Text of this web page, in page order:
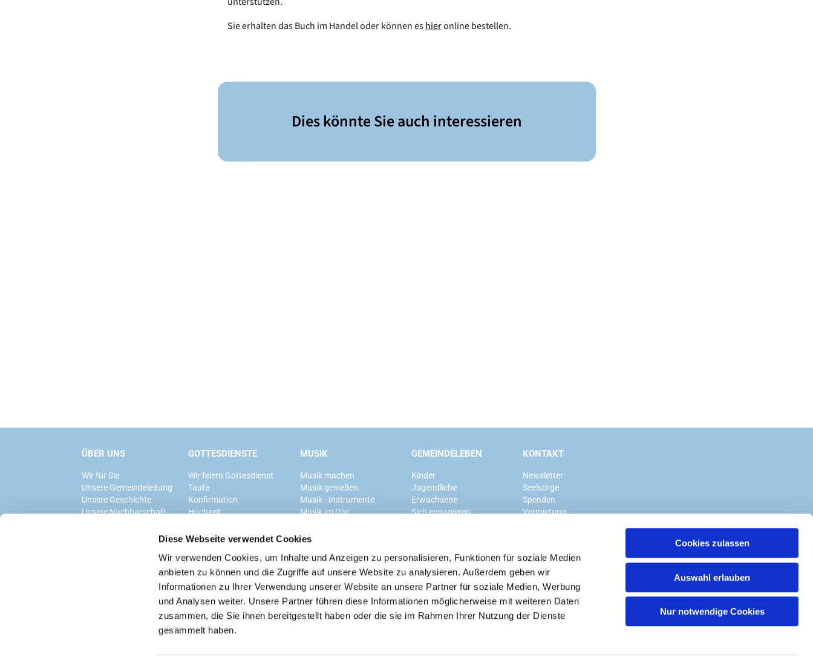
Diese Webseite verwendet Cookies
Wir verwenden Cookies, um Inhalte und Anzeigen zu personalisieren, Funktionen für soziale Medien
anbieten zu können und die Zugriffe auf unsere Website zu analysieren. Außerdem geben wir
Informationen zu Ihrer Verwendung unserer Website an unsere Partner für soziale Medien, Werbung
und Analysen weiter. Unsere Partner führen diese Informationen möglicherweise mit weiteren Daten
zusammen, die Sie ihnen bereitgestellt haben oder die sie im Rahmen Ihrer Nutzung der Dienste
gesammelt haben.
Cookies zulassen
Auswahl erlauben
Nur notwendige Cookies
Sie erhalten das Buch im Handel oder können eshieronline bestellen.
Dies könnte Sie auch interessieren
ÜBER UNS
Wir für Sie
Unsere Gemeindeleitung
Unsere Geschichte
Unsere Nachbarschaft
GOTTESDIENSTE
Wir feiern Gottesdienst
Taufe
Konfirmation
Hochzeit
MUSIK
Musik machen
Musik genießen
Musik - Instrumente
Musik im Ohr
GEMEINDELEBEN
Kinder
Jugendliche
Erwachsene
Sich engagieren
KONTAKT
Newsletter
Seelsorge
Spenden
Vermietung
Ev. Kirchengemeinde Grunewald